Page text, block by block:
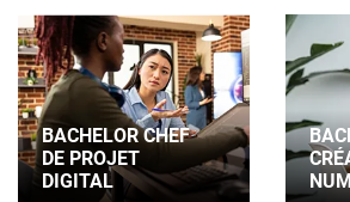
BACHELOR CHEF
DE PROJET
DIGITAL